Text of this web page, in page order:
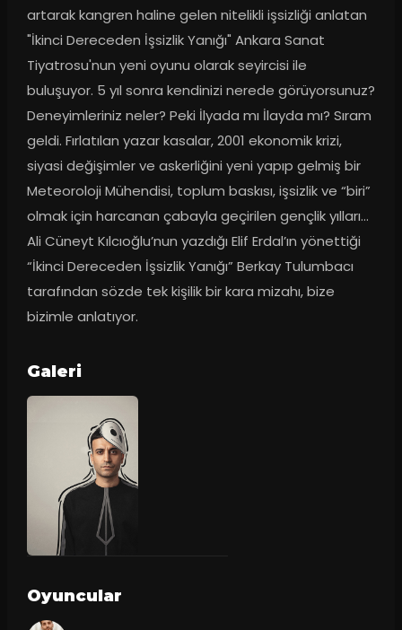
artarak kangren haline gelen nitelikli işsizliği anlatan
"İkinci Dereceden İşsizlik Yanığı" Ankara Sanat
Tiyatrosu'nun yeni oyunu olarak seyircisi ile
buluşuyor. 5 yıl sonra kendinizi nerede görüyorsunuz?
Deneyimleriniz neler? Peki İlyada mı İlayda mı? Sıram
geldi. Fırlatılan yazar kasalar, 2001 ekonomik krizi,
siyasi değişimler ve askerliğini yeni yapıp gelmiş bir
Meteoroloji Mühendisi, toplum baskısı, işsizlik ve “biri”
olmak için harcanan çabayla geçirilen gençlik yılları…
Ali Cüneyt Kılcıoğlu’nun yazdığı Elif Erdal’ın yönettiği
“İkinci Dereceden İşsizlik Yanığı” Berkay Tulumbacı
tarafından sözde tek kişilik bir kara mizahı, bize
bizimle anlatıyor.
Galeri
Oyuncular